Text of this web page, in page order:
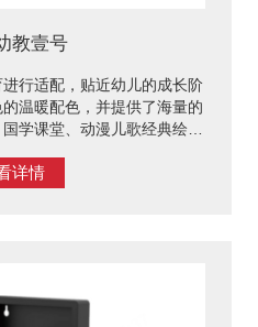
教壹号
行适配，贴近幼儿的成长阶
温暖配色，并提供了海量的
学课堂、动漫儿歌经典绘本
详情